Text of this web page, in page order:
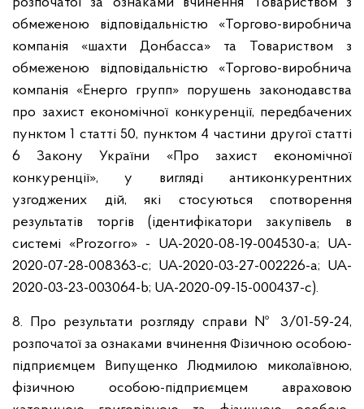
обмеженою відповідальністю «Торгово-виробнича
компанія «шахти Донбасса» та Товариством з
обмеженою відповідальністю «Торгово-виробнича
компанія «Енерго групп» порушень законодавства
про захист економічної конкуренції, передбачених
пунктом 1 статті 50, пунктом 4 частини другої статті
6 Закону України «Про захист економічної
конкуренції», у вигляді антиконкурентних
узгоджених дій, які стосуються спотворення
результатів торгів (ідентифікатори закупівель в
системі «Prozorro» - UA-2020-08-19-004530-a; UA-
2020-07-28-008363-c; UA-2020-03-27-002226-a; UA-
2020-03-23-003064-b; UA-2020-09-15-000437-c).
8. Про результати розгляду справи № 3/01-59-24,
розпочатої за ознаками вчинення Фізичною особою-
підприємцем Випущенко Людмилою миколаївною,
фізичною особою-підприємцем авраховою